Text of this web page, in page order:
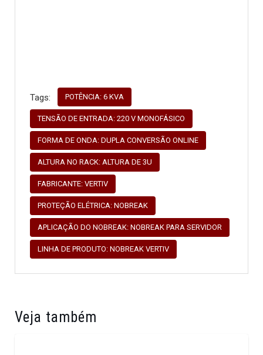
Tags: POTÊNCIA: 6 KVA
TENSÃO DE ENTRADA: 220 V MONOFÁSICO
FORMA DE ONDA: DUPLA CONVERSÃO ONLINE
ALTURA NO RACK: ALTURA DE 3U
FABRICANTE: VERTIV
PROTEÇÃO ELÉTRICA: NOBREAK
APLICAÇÃO DO NOBREAK: NOBREAK PARA SERVIDOR
LINHA DE PRODUTO: NOBREAK VERTIV
Veja também